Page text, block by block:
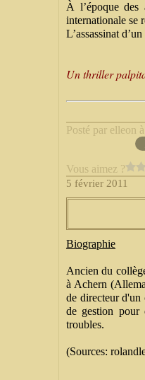
À l’époque
internationale se
L’assassinat
Un thriller
Posté par elleon
Vous aimez ?
5 février 2011
Biographie
Ancien du
à Achern
de directeur d'un
de gestion pour
troubles.
(Sources: